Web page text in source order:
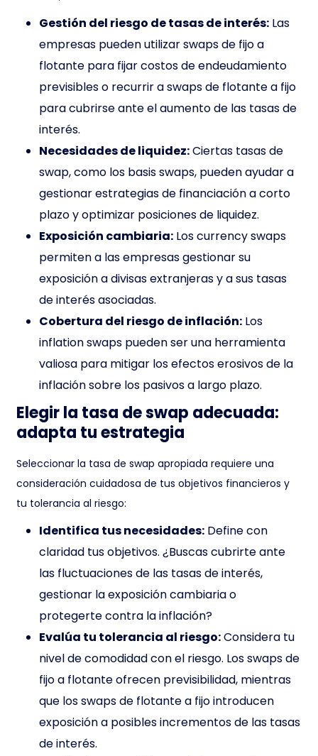
Gestión del riesgo de tasas de interés: Las
empresas pueden utilizar swaps de fijo a
flotante para fijar costos de endeudamiento
previsibles o recurrir a swaps de flotante a fijo
para cubrirse ante el aumento de las tasas de
interés.
Necesidades de liquidez:Ciertas tasas de
swap, como los basis swaps, pueden ayudar a
gestionar estrategias de financiación a corto
plazo y optimizar posiciones de liquidez.
Exposición cambiaria: Los currency swaps
permiten a las empresas gestionar su
exposición a divisas extranjeras y a sus tasas
de interés asociadas.
Cobertura del riesgo de inflación: Los
inflation swaps pueden ser una herramienta
valiosa para mitigar los efectos erosivos de la
inflación sobre los pasivos a largo plazo.
Elegir la tasa de swap adecuada:
adapta tu estrategia
Seleccionar la tasa de swap apropiada requiere una
consideración cuidadosa de tus objetivos financieros y
tu tolerancia al riesgo:
Identifica tus necesidades: Define con
claridad tus objetivos. ¿Buscas cubrirte ante
las fluctuaciones de las tasas de interés,
gestionar la exposición cambiaria o
protegerte contra la inflación?
Evalúa tu tolerancia al riesgo:Considera tu
nivel de comodidad con el riesgo. Los swaps de
fijo a flotante ofrecen previsibilidad, mientras
que los swaps de flotante a fijo introducen
exposición a posibles incrementos de las tasas
de interés.